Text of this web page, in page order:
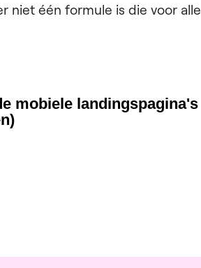
niet één formule is die voor alle
mobiele landingspagina's